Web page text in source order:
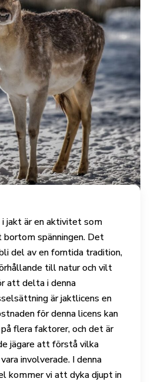
jakt är en aktivitet som
spänningen. Det
del av en forntida tradition,
till natur och vilt
att delta i denna
är jaktlicens en
för denna licens kan
flera faktorer, och det är
jägare att förstå vilka
involverade. I denna
kommer vi att dyka djupt in